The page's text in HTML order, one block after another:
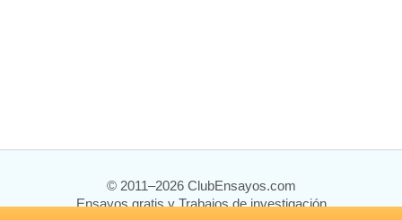
© 2011–2026 ClubEnsayos.com
Ensayos gratis y Trabajos de investigación